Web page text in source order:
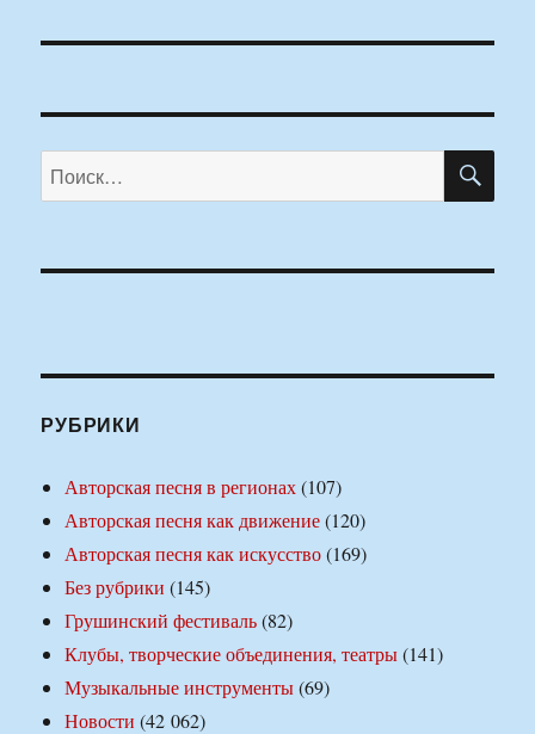
Искать:
РУБРИКИ
Авторская песня в регионах(107)
Авторская песня как движение(120)
Авторская песня как искусство(169)
Без рубрики (145)
Грушинский фестиваль(82)
Клубы, творческие объединения, театры(141)
Музыкальные инструменты(69)
Новости (42 062)